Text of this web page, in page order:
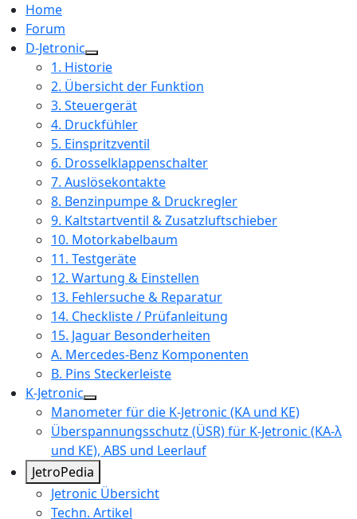
Home
Forum
D-Jetronic
1. Historie
2. Übersicht der Funktion
3. Steuergerät
4. Druckfühler
5. Einspritzventil
6. Drosselklappenschalter
7. Auslösekontakte
8. Benzinpumpe & Druckregler
9. Kaltstartventil & Zusatzluftschieber
10. Motorkabelbaum
11. Testgeräte
12. Wartung & Einstellen
13. Fehlersuche & Reparatur
14. Checkliste / Prüfanleitung
15. Jaguar Besonderheiten
A. Mercedes-Benz Komponenten
B. Pins Steckerleiste
K-Jetronic
Manometer für die K-Jetronic (KA und KE)
Überspannungsschutz (ÜSR) für K-Jetronic (KA-λ
und KE), ABS und Leerlauf
JetroPedia
Jetronic Übersicht
Techn. Artikel